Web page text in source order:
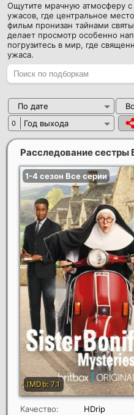
Ощутите мрачную атмосферу
ужасов, где центральное
фильм пронизан тайнами
делает просмотр особенно
погрузитесь в мир, где
ужаса.
По дате
0 Год выхода
Расследование сестры
Качество:
HDrip